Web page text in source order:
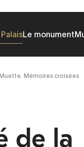
Le monument
Mémoires croisées
de la